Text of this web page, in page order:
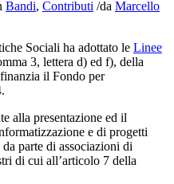
Bandi, Contributi /da Marcello
Sociali ha adottato le Linee
3, lettera d) ed f), della
il Fondo per
alla presentazione ed il
e di progetti
parte di associazioni di
di cui all’articolo 7 della